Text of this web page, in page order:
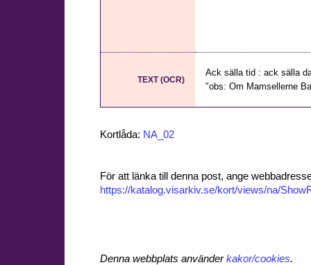
TEXT (OCR)
Ack sälla tid : ack sälla
"obs: Om Mamsellerne
Kortlåda: NA_02
För att länka till denna post, ange
https://katalog.visarkiv.se/kort/views/na/
Denna webbplats använderkakor/cookies.